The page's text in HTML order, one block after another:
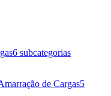
6 subcategorias
de Cargas5